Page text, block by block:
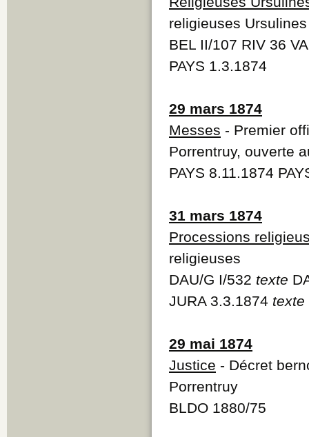
religieuses Ursulines
BEL II/107 RIV 36
PAYS 1.3.1874
29 mars 1874
Messes - Premier
Porrentruy, ouverte
PAYS 8.11.1874
31 mars 1874
Processions
religieuses
DAU/G I/532 texte
JURA 3.3.1874 texte
29 mai 1874
Justice - Décret
Porrentruy
BLDO 1880/75